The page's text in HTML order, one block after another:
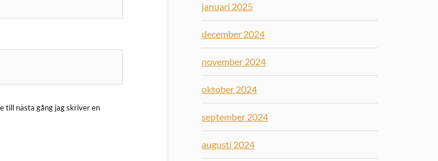
till nästa gång jag skriver en
januari 2025
december 2024
november 2024
oktober 2024
september 2024
augusti 2024